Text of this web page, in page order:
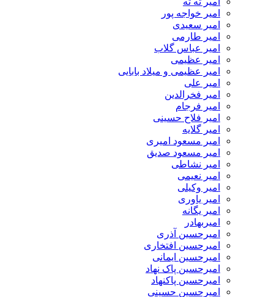
امیر خواجه پور
امیر سعیدی
امیر طارمی
امیر عباس گلاب
امیر عظیمی
امیر عظیمی و میلاد بابایی
امیر علی
امیر فخرالدین
امیر فرجام
امیر فلاح حسینی
امیر گلایه
امیر مسعود امیری
امیر مسعود صدیق
امیر نشاطی
امیر نعیمی
امیر وکیلی
امیر یاوری
امیر یگانه
امیربهادر
امیرحسین آذری
امیرحسین افتخاری
امیرحسین ایمانی
امیرحسین پاک نهاد
امیرحسین پاکنهاد
امیرحسین حسینی